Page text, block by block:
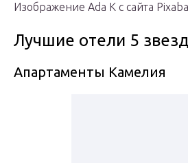
Изображение Ada K с сайта
Лучшие отели 5 звезд
Апартаменты Камелия